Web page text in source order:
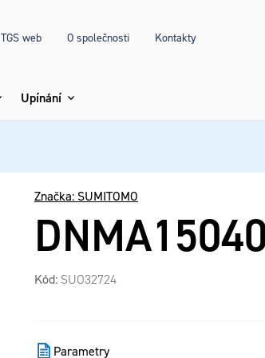
TGS web O společnosti Kontakty
Upínání
Značka: SUMITOMO
Kód: SUO32724
Parametry